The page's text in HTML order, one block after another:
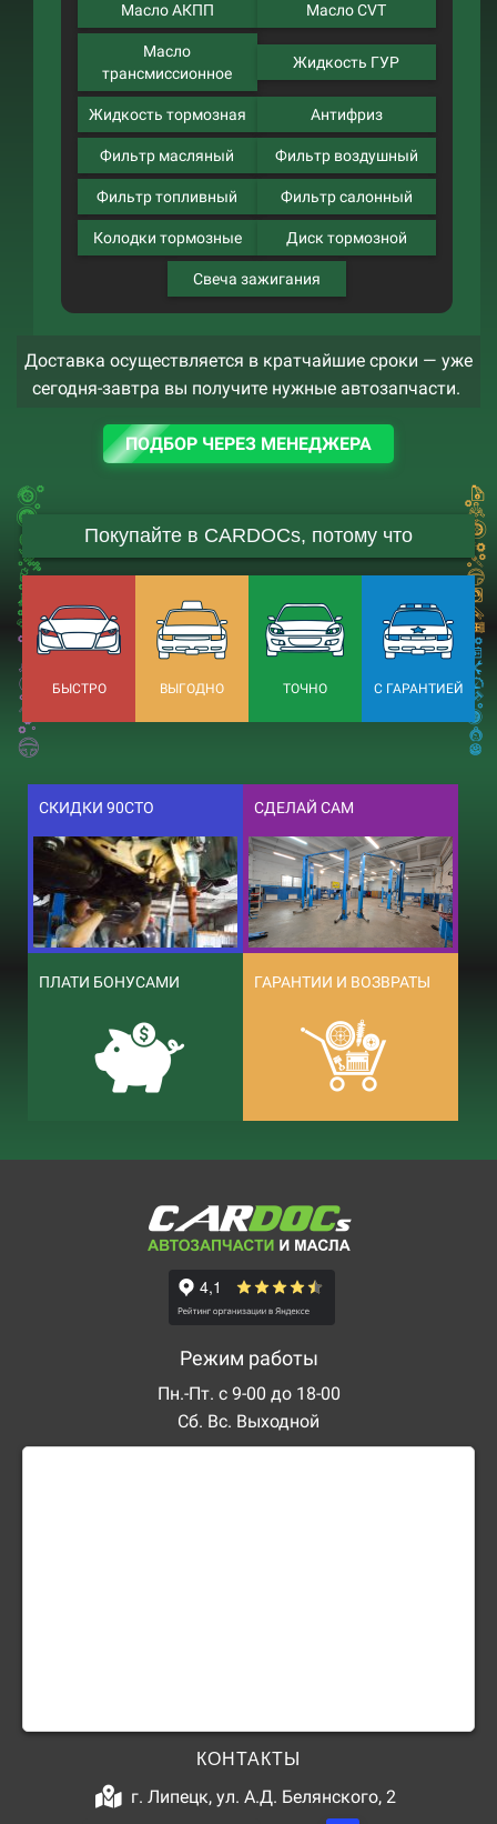
Масло АКПП Масло CVT
Масло
трансмиссионное
Жидкость ГУР
Жидкость тормозная Антифриз
Фильтр масляный Фильтр воздушный
Фильтр топливный Фильтр салонный
Колодки тормозные Диск тормозной
Свеча зажигания
Доставка осуществляется в кратчайшие сроки — уже
сегодня-завтра вы получите нужные автозапчасти.
ПОДБОР ЧЕРЕЗ МЕНЕДЖЕРА
Покупайте в CARDOCs, потому что
БЫСТРО ВЫГОДНО ТОЧНО С ГАРАНТИЕЙ
СКИДКИ 90СТО СДЕЛАЙ САМ
ПЛАТИ БОНУСАМИ ГАРАНТИИ И ВОЗВРАТЫ
Режим работы
Пн.-Пт. с 9-00 до 18-00
Сб. Вс. Выходной
КОНТАКТЫ
г. Липецк, ул. А.Д. Белянского, 2